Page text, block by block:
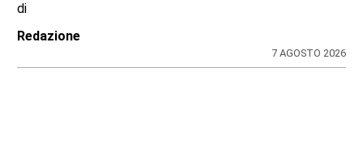
di
Redazione
7 AGOSTO 2026